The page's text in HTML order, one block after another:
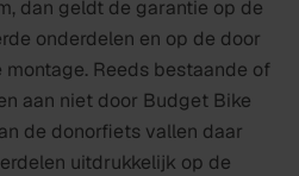
dan geldt de garantie op de
onderdelen en op de door
Reeds bestaande of
aan niet door Budget Bike
de donorfiets vallen daar
uitdrukkelijk op de